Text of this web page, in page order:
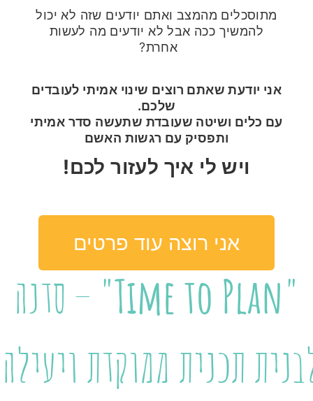
מתוסכלים מהמצב ואתם יודעים שזה לא יכול
להמשיך ככה אבל לא יודעים מה לעשות
אחרת?
אני יודעת שאתם רוצים שינוי אמיתי לעובדים
שלכם.
עם כלים ושיטה שעובדת שתעשה סדר אמיתי
ותפסיק עם רגשות האשם
ויש לי איך לעזור לכם!
אני רוצה עוד פרטים
– סדנה
תכנית ממוקדת ויעילה